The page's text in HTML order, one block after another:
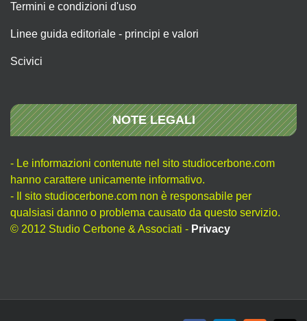
Termini e condizioni d'uso
Linee guida editoriale - principi e valori
Scivici
NOTE LEGALI
- Le informazioni contenute nel sito studiocerbone.com
hanno carattere unicamente informativo.
- Il sito studiocerbone.com non è responsabile per
qualsiasi danno o problema causato da questo servizio.
© 2012 Studio Cerbone & Associati - Privacy